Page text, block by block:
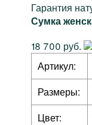
Гарантия
Сумка
18 700 руб.
Артикул:
Размеры:
Цвет: